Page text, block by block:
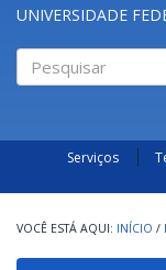
UNIVERSIDADE
Serviços
INÍCIO /